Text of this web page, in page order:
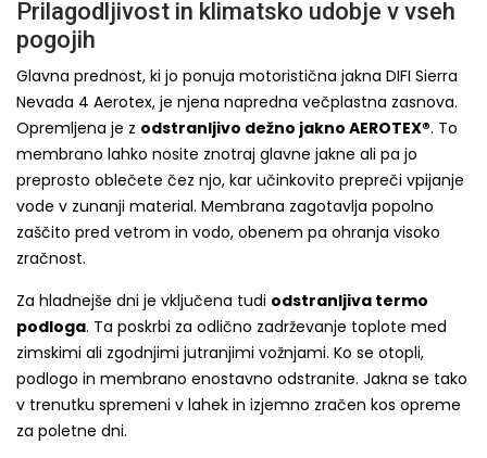
Prilagodljivost in klimatsko udobje v vseh
pogojih
Glavna prednost, ki jo ponuja motoristična jakna DIFI Sierra
Nevada 4 Aerotex, je njena napredna večplastna zasnova.
Opremljena je z odstranljivo dežno jakno AEROTEX®. To
membrano lahko nosite znotraj glavne jakne ali pa jo
preprosto oblečete čez njo, kar učinkovito prepreči vpijanje
vode v zunanji material. Membrana zagotavlja popolno
zaščito pred vetrom in vodo, obenem pa ohranja visoko
zračnost.
Za hladnejše dni je vključena tudi odstranljiva termo
podloga. Ta poskrbi za odlično zadrževanje toplote med
zimskimi ali zgodnjimi jutranjimi vožnjami. Ko se otopli,
podlogo in membrano enostavno odstranite. Jakna se tako
v trenutku spremeni v lahek in izjemno zračen kos opreme
za poletne dni.